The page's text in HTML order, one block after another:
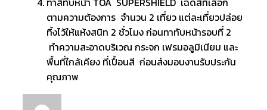
ตามความต้องการ จำนวน 2 เที่ยว แต่ละเที่ยวปล่อย
ทิ้งไว้ให้แห้งสนิท 2 ชั่วโมง ก่อนทาทับหน้ารอบที่ 2
ทำความสะอาดบริเวณ กระจก เฟรมอลูมิเนียม และ
พื้นที่ใกล้เคียง ที่เปื้อนสี ก่อนส่งมอบงานรับประกัน
คุณภาพ